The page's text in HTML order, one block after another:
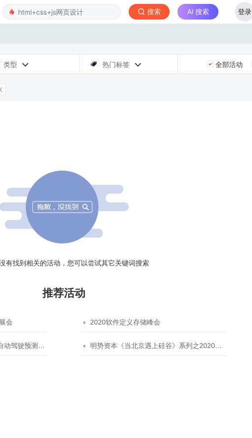
搜索 AI 搜索 登录
类型   热门标签  全部活动
有找到相关的活动，您可以尝试其它关键词搜索
推荐活动
会  2020软件定义存储峰会
测模型挑战赛  明势资本《当北京遇上硅谷》系列之2020年度开源峰会